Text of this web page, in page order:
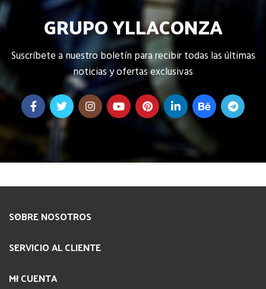
GRUPO YLLACONZA
Suscríbete a nuestro boletín para recibir todas las últimas
noticias y ofertas exclusivas
SOBRE NOSOTROS
SERVICIO AL CLIENTE
MI CUENTA